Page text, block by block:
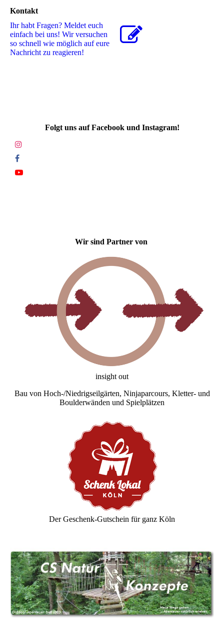
Kontakt
Ihr habt Fragen? Meldet euch
einfach bei uns! Wir versuchen
so schnell wie möglich auf eure
Nachricht zu reagieren!
Folgt uns auf Facebook und Instagram!
Wir sind Partner von
insight out
Bau von Hoch-/Niedrigseilgärten, Ninjaparcours, Kletter- und
Boulderwänden und Spielplätzen
Der Geschenk-Gutschein für ganz Köln